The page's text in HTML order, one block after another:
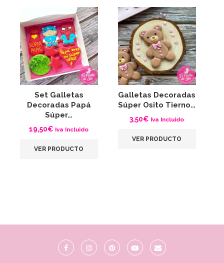
Set Galletas
Decoradas Papá
Súper…
19,50€ Iva Incluido
VER PRODUCTO
Galletas Decoradas
Súper Osito Tierno…
3,50€ Iva Incluido
VER PRODUCTO